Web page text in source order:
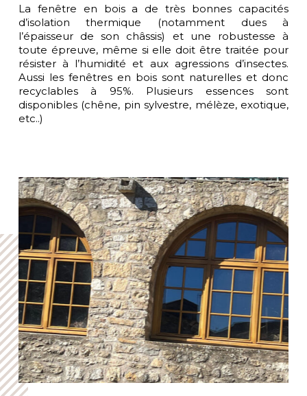
La fenêtre en bois a de très bonnes capacités
d’isolation thermique (notamment dues à
l’épaisseur de son châssis) et une robustesse à
toute épreuve, même si elle doit être traitée pour
résister à l’humidité et aux agressions d’insectes.
Aussi les fenêtres en bois sont naturelles et donc
recyclables à 95%. Plusieurs essences sont
disponibles (chêne, pin sylvestre, mélèze, exotique,
etc..)